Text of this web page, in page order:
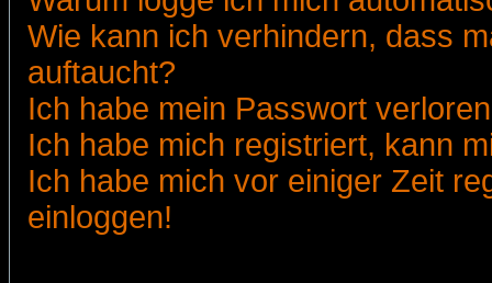
Wie kann ich verhindern, dass
auftaucht?
Ich habe mein Passwort
Ich habe mich registriert, kann
Ich habe mich vor einiger Zeit
einloggen!